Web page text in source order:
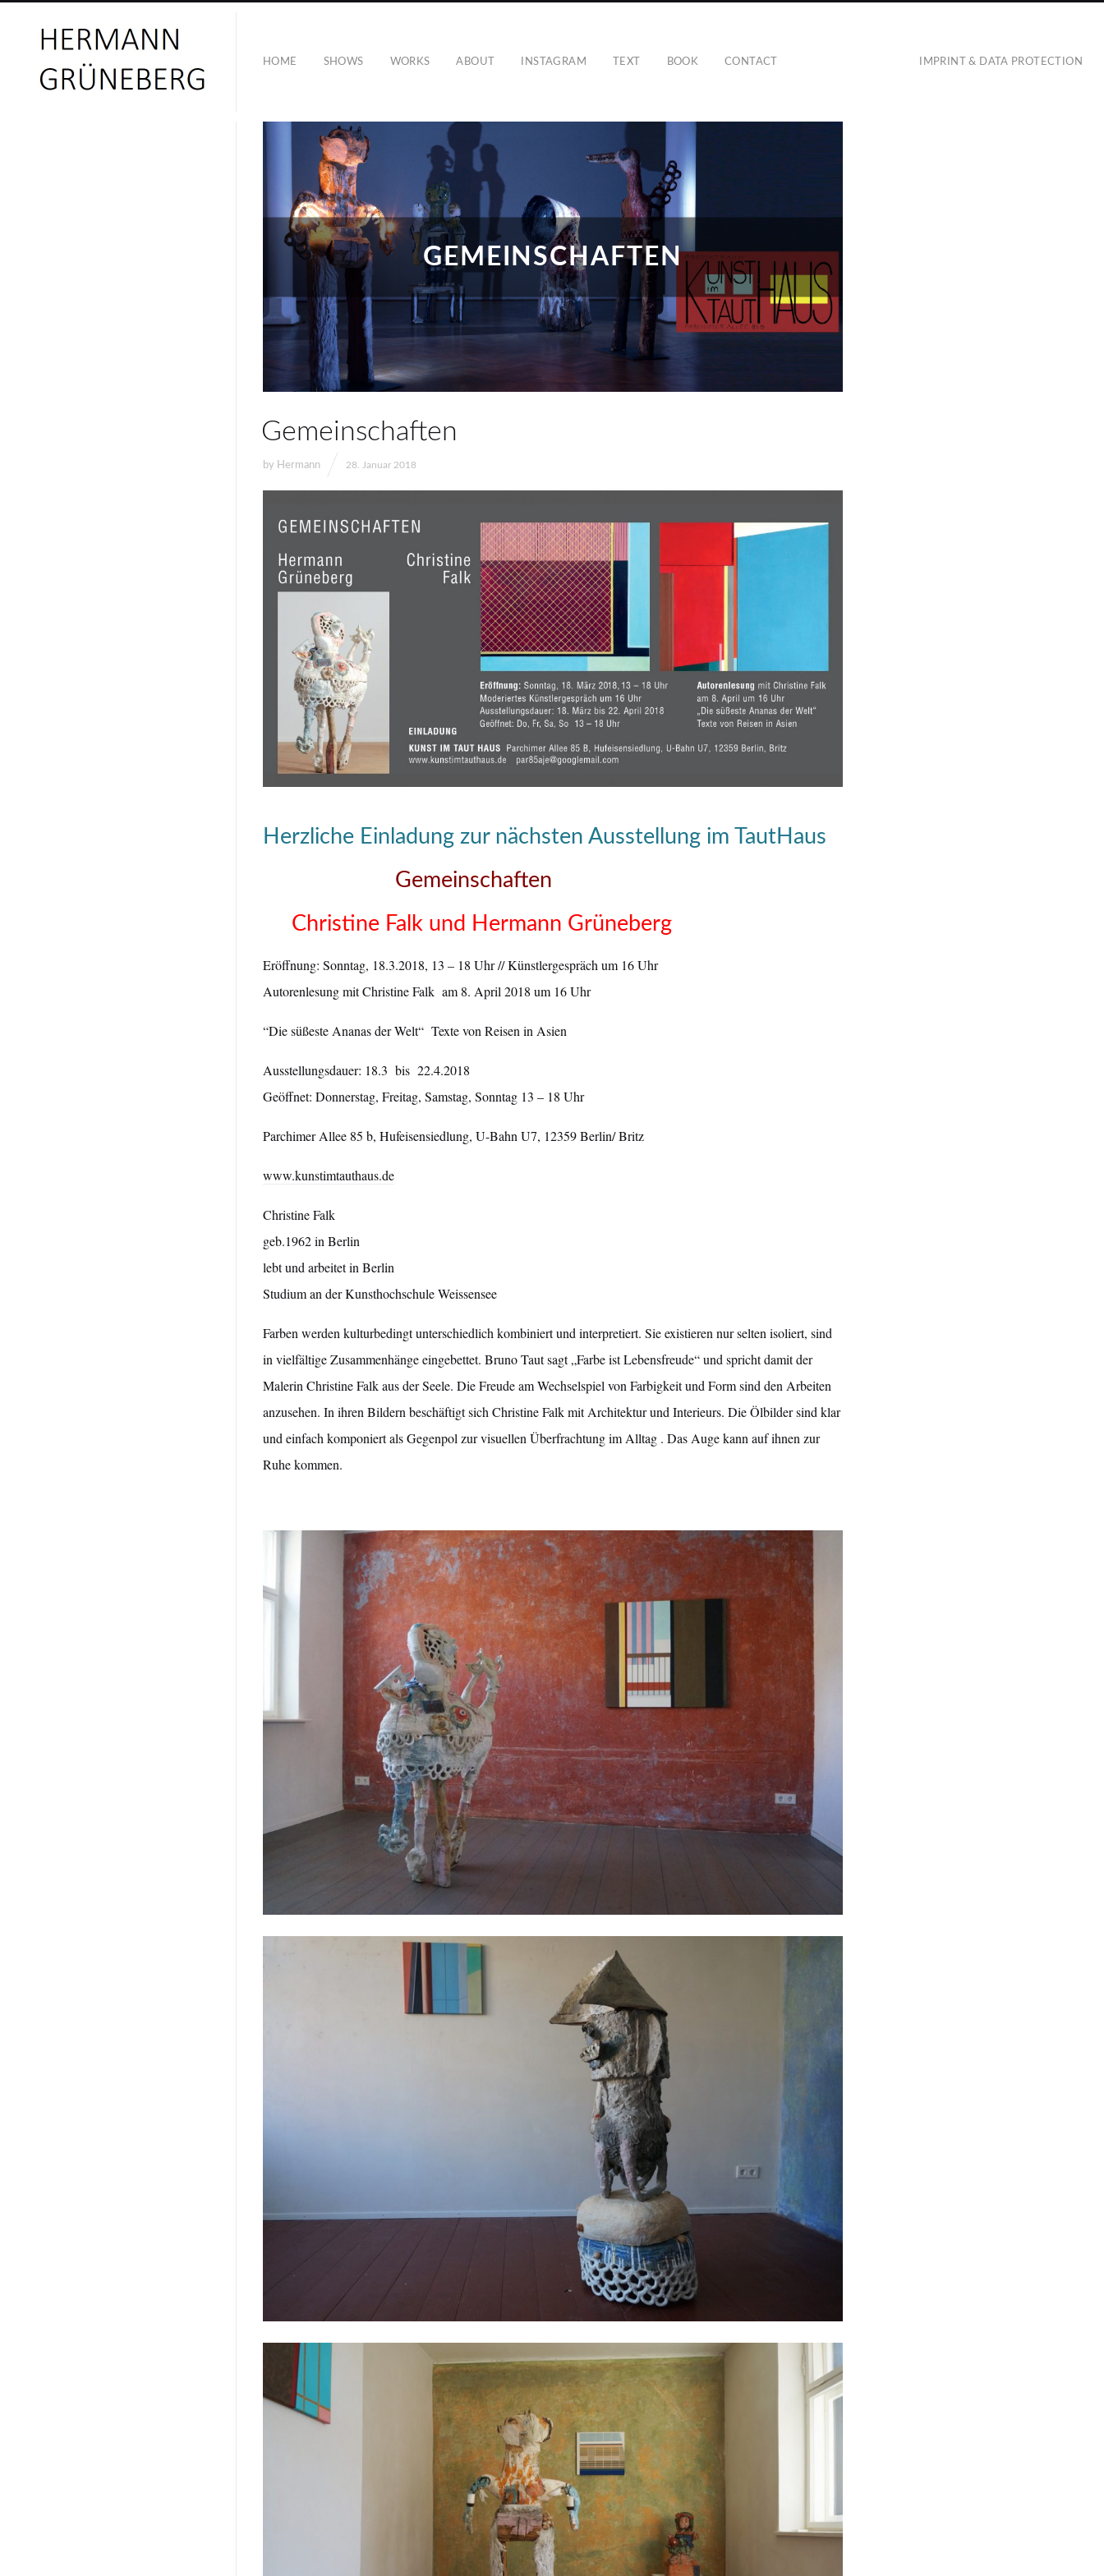
HOME SHOWS WORKS ABOUT INSTAGRAM TEXT BOOK CONTACT IMPRINT & DATA PROTECTION
GEMEINSCHAFTEN
Gemeinschaften
by Hermann 28. Januar 2018
Herzliche Einladung zur nächsten Ausstellung im TautHaus
Gemeinschaften
Christine Falk und Hermann Grüneberg
Eröffnung: Sonntag, 18.3.2018, 13 – 18 Uhr // Künstlergespräch um 16 Uhr
Autorenlesung mit Christine Falk am 8. April 2018 um 16 Uhr
“Die süßeste Ananas der Welt“ Texte von Reisen in Asien
Ausstellungsdauer: 18.3 bis 22.4.2018
Geöffnet: Donnerstag, Freitag, Samstag, Sonntag 13 – 18 Uhr
Parchimer Allee 85 b, Hufeisensiedlung, U-Bahn U7, 12359 Berlin/ Britz
www.kunstimtauthaus.de
Christine Falk
geb.1962 in Berlin
lebt und arbeitet in Berlin
Studium an der Kunsthochschule Weissensee
Farben werden kulturbedingt unterschiedlich kombiniert und interpretiert. Sie existieren nur selten isoliert, sind
in vielfältige Zusammenhänge eingebettet. Bruno Taut sagt „Farbe ist Lebensfreude“ und spricht damit der
Malerin Christine Falk aus der Seele. Die Freude am Wechselspiel von Farbigkeit und Form sind den Arbeiten
anzusehen. In ihren Bildern beschäftigt sich Christine Falk mit Architektur und Interieurs. Die Ölbilder sind klar
und einfach komponiert als Gegenpol zur visuellen Überfrachtung im Alltag . Das Auge kann auf ihnen zur
Ruhe kommen.